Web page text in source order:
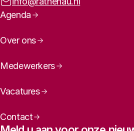
Paginanavigatie
Agenda
Over ons
Medewerkers
Vacatures
Contact